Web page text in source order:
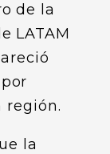
de la
LATAM
región.
la